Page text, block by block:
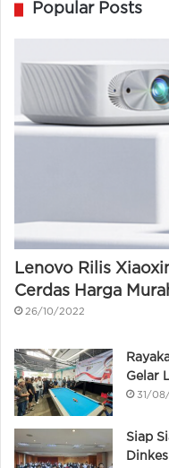
Popular Posts
Lenovo Rilis
Cerdas Harga
26/10/2022
Gelar
31/
Siap